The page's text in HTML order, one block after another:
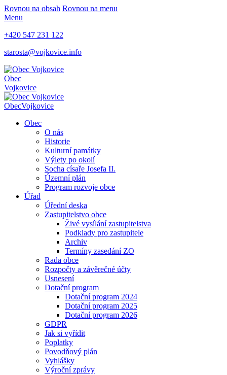
Rovnou na obsah Rovnou na menu
Menu
+420 547 231 122
starosta@vojkovice.info
Obec
Vojkovice
ObecVojkovice
Obec
O nás
Historie
Kulturní památky
Výlety po okolí
Socha císaře Josefa II.
Územní plán
Program rozvoje obce
Úřad
Úřední deska
Zastupitelstvo obce
Živé vysílání zastupitelstva
Podklady pro zastupitele
Archiv
Termíny zasedání ZO
Rada obce
Rozpočty a závěrečné účty
Usnesení
Dotační program
Dotační program 2024
Dotační program 2025
Dotační program 2026
GDPR
Jak si vyřídit
Poplatky
Povodňový plán
Vyhlášky
Výroční zprávy